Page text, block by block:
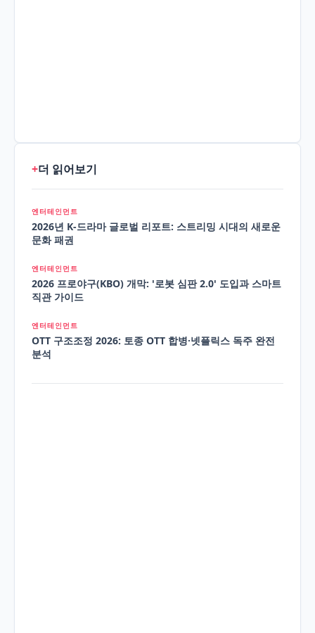
+더 읽어보기
엔터테인먼트
2026년 K-드라마 글로벌 리포트: 스트리밍 시대의 새로운
문화 패권
엔터테인먼트
2026 프로야구(KBO) 개막: '로봇 심판 2.0' 도입과 스마트
직관 가이드
엔터테인먼트
OTT 구조조정 2026: 토종 OTT 합병·넷플릭스 독주 완전
분석